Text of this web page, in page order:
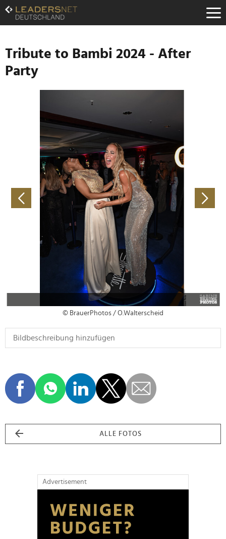
Zum
Inhalt
Zur
Navigation
Zur
Hauptnavigation
Tribute to Bambi 2024 - After
Party
© BrauerPhotos / O.Walterscheid
ALLE FOTOS
Advertisement